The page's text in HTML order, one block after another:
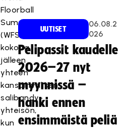
Floorball
Summit
(WFS)
kokoaa
jälleen
yhteen
kansainvälisen
salibandy-
yhteisön,
kun
UUTISET
06.08.2
026
Pelipassit kaudelle
2026–27 nyt
myynnissä –
hanki ennen
ensimmäistä peliä